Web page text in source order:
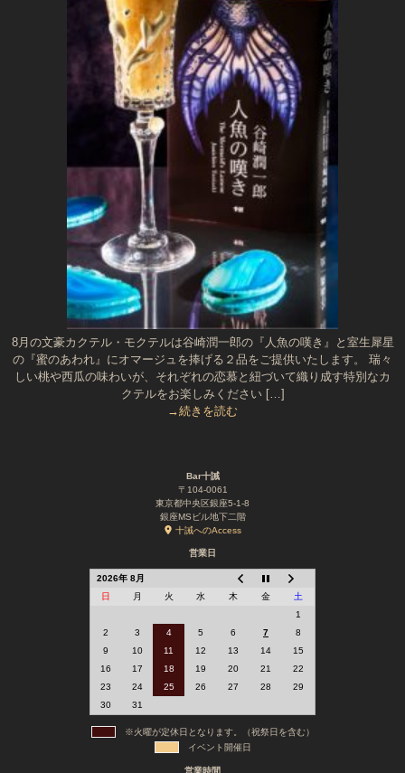
8月の文豪カクテル・モクテルは谷崎潤一郎の『人魚の嘆き』と室生犀星
の『蜜のあわれ』にオマージュを捧げる２品をご提供いたします。 瑞々
しい桃や西瓜の味わいが、それぞれの恋慕と紐づいて織り成す特別なカ
クテルをお楽しみください […]
→続きを読む
Bar十誡
〒104-0061
東京都中央区銀座5-1-8
銀座MSビル地下二階
十誡へのAccess
営業日
2026年 8月
日
月 火 水 木 金
土
1
2
3 4 5 6 7
8
9
10 11 12 13 14
15
16
17 18 19 20 21
22
23
24 25 26 27 28
29
30
31
※火曜が定休日となります。（祝祭日を含む）
イベント開催日
営業時間